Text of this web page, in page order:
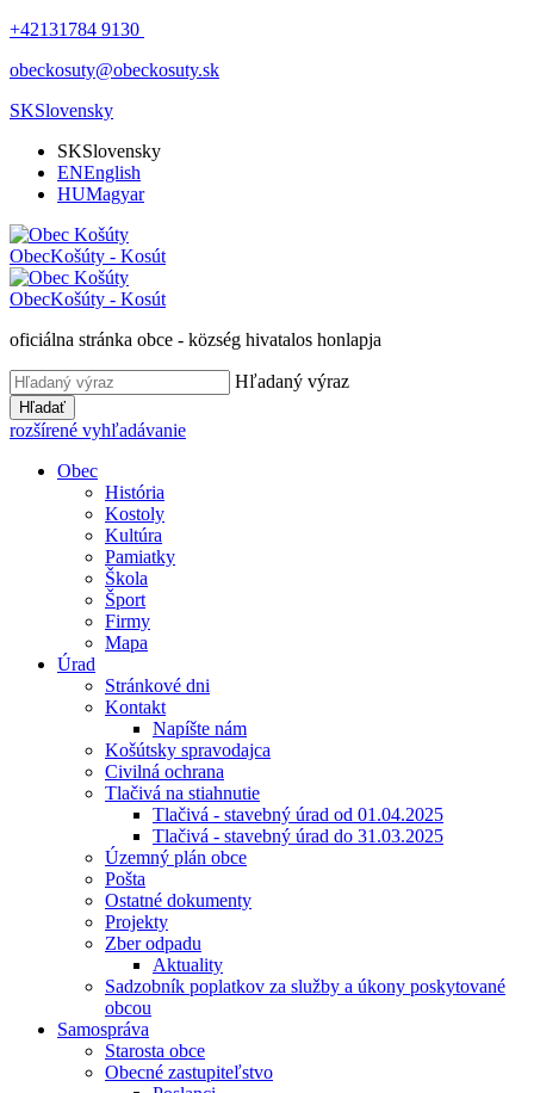
+42131784 9130
obeckosuty@obeckosuty.sk
SKSlovensky
SKSlovensky
ENEnglish
HUMagyar
ObecKošúty - Kosút
ObecKošúty - Kosút
oficiálna stránka obce - község hivatalos honlapja
Hľadaný výraz
Hľadať
rozšírené vyhľadávanie
Obec
História
Kostoly
Kultúra
Pamiatky
Škola
Šport
Firmy
Mapa
Úrad
Stránkové dni
Kontakt
Napíšte nám
Košútsky spravodajca
Civilná ochrana
Tlačivá na stiahnutie
Tlačivá - stavebný úrad od 01.04.2025
Tlačivá - stavebný úrad do 31.03.2025
Územný plán obce
Pošta
Ostatné dokumenty
Projekty
Zber odpadu
Aktuality
Sadzobník poplatkov za služby a úkony poskytované
obcou
Samospráva
Starosta obce
Obecné zastupiteľstvo